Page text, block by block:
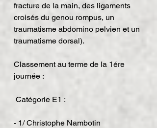
fracture de la main, des ligaments
croisés du genou rompus, un
traumatisme abdomino pelvien et un
traumatisme dorsal).
Classement au terme de la 1ére
journée :
Catégorie E1 :
- 1/ Christophe Nambotin